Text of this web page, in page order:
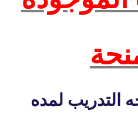
التدريب لمده